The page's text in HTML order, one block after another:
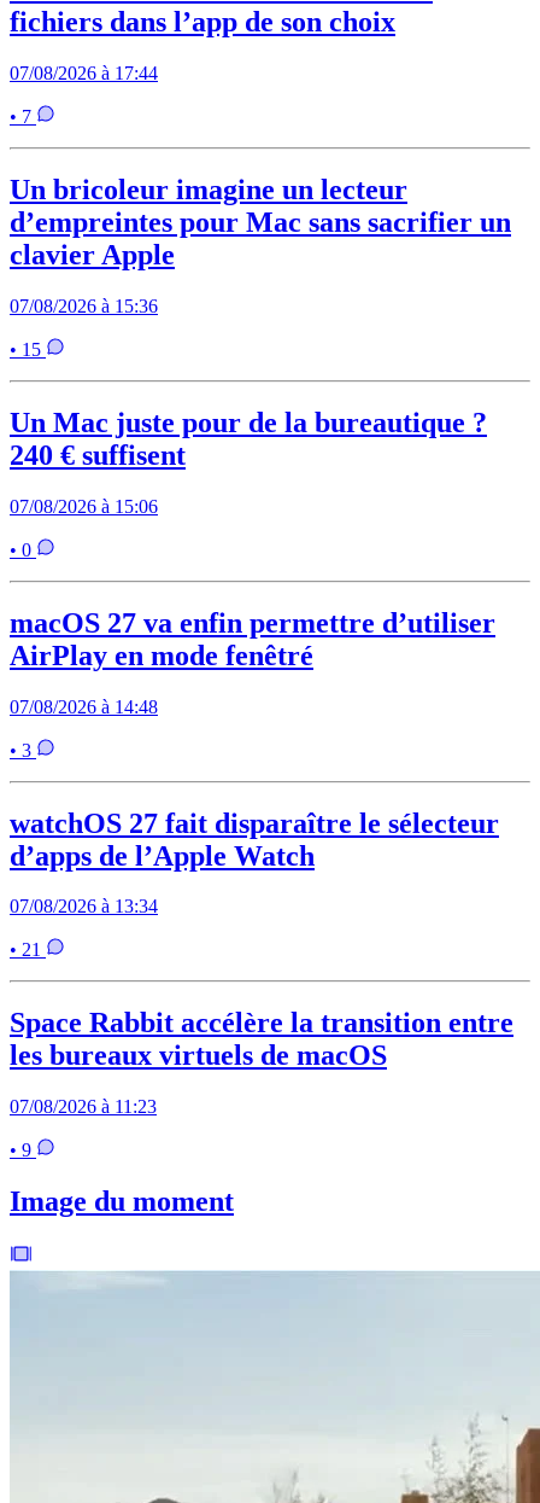
fichiers dans l’app de son choix
07/08/2026 à 17:44
• 7
Un bricoleur imagine un lecteur
d’empreintes pour Mac sans sacrifier un
clavier Apple
07/08/2026 à 15:36
• 15
Un Mac juste pour de la bureautique ?
240 € suffisent
07/08/2026 à 15:06
• 0
macOS 27 va enfin permettre d’utiliser
AirPlay en mode fenêtré
07/08/2026 à 14:48
• 3
watchOS 27 fait disparaître le sélecteur
d’apps de l’Apple Watch
07/08/2026 à 13:34
• 21
Space Rabbit accélère la transition entre
les bureaux virtuels de macOS
07/08/2026 à 11:23
• 9
Image du moment